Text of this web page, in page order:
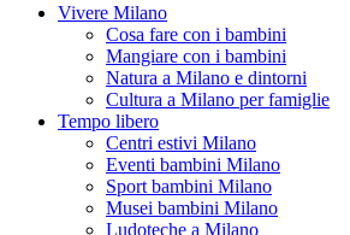
Vivere Milano
Cosa fare con i bambini
Mangiare con i bambini
Natura a Milano e dintorni
Cultura a Milano per famiglie
Tempo libero
Centri estivi Milano
Eventi bambini Milano
Sport bambini Milano
Musei bambini Milano
Ludoteche a Milano